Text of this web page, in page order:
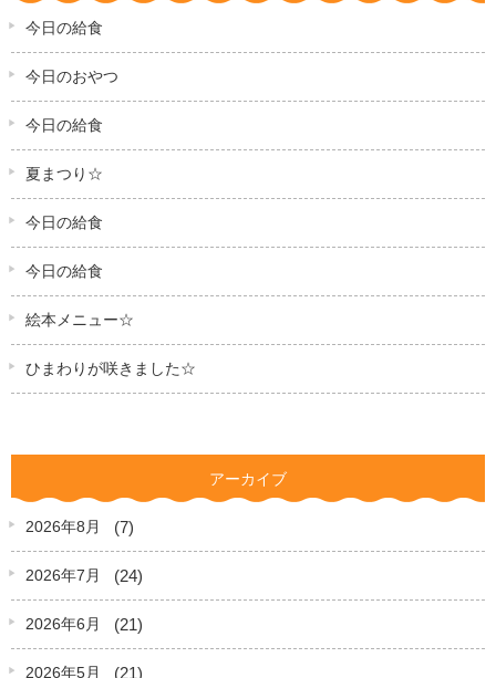
今日の給食
今日のおやつ
今日の給食
夏まつり☆
今日の給食
今日の給食
絵本メニュー☆
ひまわりが咲きました☆
アーカイブ
2026年8月 (7)
2026年7月 (24)
2026年6月 (21)
2026年5月 (21)